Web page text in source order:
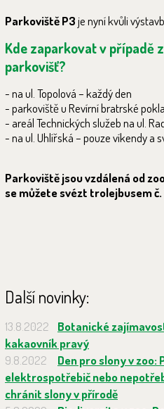
Parkoviště P3je nyní kvůli
Kde zaparkovat v případě
parkovišť?
- na ul. Topolová – každý den
- parkoviště u Revírní bratrské
- areál Technických služeb na ul.
- na ul. Uhlířská – pouze víkendy a
Parkoviště jsou vzdálená od
se můžete svézt trolejbusem č.
Další novinky:
13.8.2022
Botanické
kakaovník pravý
9.8.2022
Den pro slony v zoo:
elektrospotřebič nebo
chránit slony v přírodě